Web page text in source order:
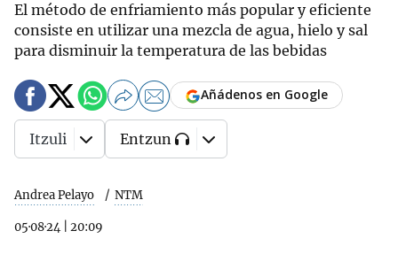
El método de enfriamiento más popular y eficiente
consiste en utilizar una mezcla de agua, hielo y sal
para disminuir la temperatura de las bebidas
Andrea Pelayo NTM
05·08·24 20:09
Añádenos en Google
Itzuli Entzun